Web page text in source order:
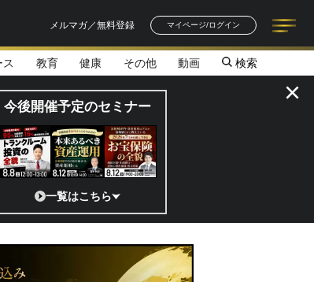
メルマガ／無料登録
マイページ/ログイン
記事一覧
著者一覧
ス 教育 健康 その他 動画 検索
宙ベンチャーのココがスゴイ！／補助金から実需へ、知られ
今後開催予定のセミナー
一覧はこちら
×